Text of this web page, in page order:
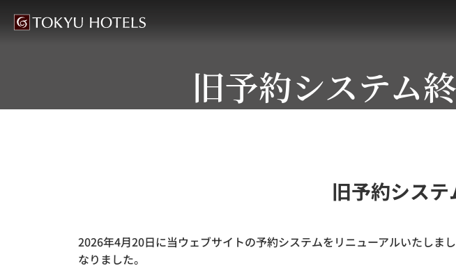
旧予約システム
旧予約シス
2026年4月20日に当ウェブサイトの予約システムをリニューアルいたし
なりました。